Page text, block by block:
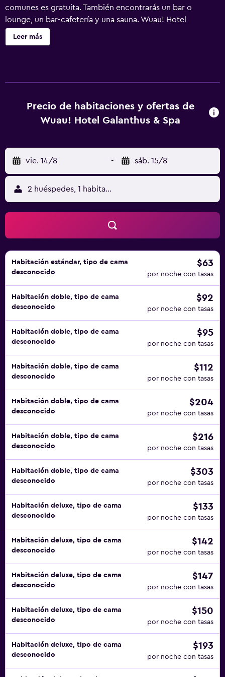
comunes es gratuita. También encontrarás un bar o
lounge, un bar-cafetería y una sauna. Wuau! Hotel
Galanthus & Spa ofrece 55 alojamientos con minibar y caja
fuerte. Se ofrece una televisión de pantalla plana con
incluyen escritorio y teléfono. Se ofrece servicio de
limpieza todos los días. Los servicios de ocio y
permite la entrada a la piscina, al gimnasio y al
hidromasaje de niños menores de 12 años sin la
supervisión de un adulto. Se pueden practicar las
actividades de ocio y esparcimiento que se indican más
abajo en las instalaciones o cerca del alojamiento (es
posible que se aplique un recargo).
Leer más
Precio de habitaciones y ofertas de
Wuau! Hotel Galanthus & Spa
vie. 14/8 - sáb. 15/8
2 huéspedes, 1 habitación
Habitación estándar, tipo de cama
desconocido
$63
por noche con tasas
Habitación doble, tipo de cama
desconocido
$92
por noche con tasas
Habitación doble, tipo de cama
desconocido
$95
por noche con tasas
Habitación doble, tipo de cama
desconocido
$112
por noche con tasas
Habitación doble, tipo de cama
desconocido
$204
por noche con tasas
Habitación doble, tipo de cama
desconocido
$216
por noche con tasas
Habitación doble, tipo de cama
desconocido
$303
por noche con tasas
Habitación deluxe, tipo de cama
desconocido
$133
por noche con tasas
Habitación deluxe, tipo de cama
desconocido
$142
por noche con tasas
Habitación deluxe, tipo de cama
desconocido
$147
por noche con tasas
Habitación deluxe, tipo de cama
desconocido
$150
por noche con tasas
Habitación deluxe, tipo de cama
desconocido
$193
por noche con tasas